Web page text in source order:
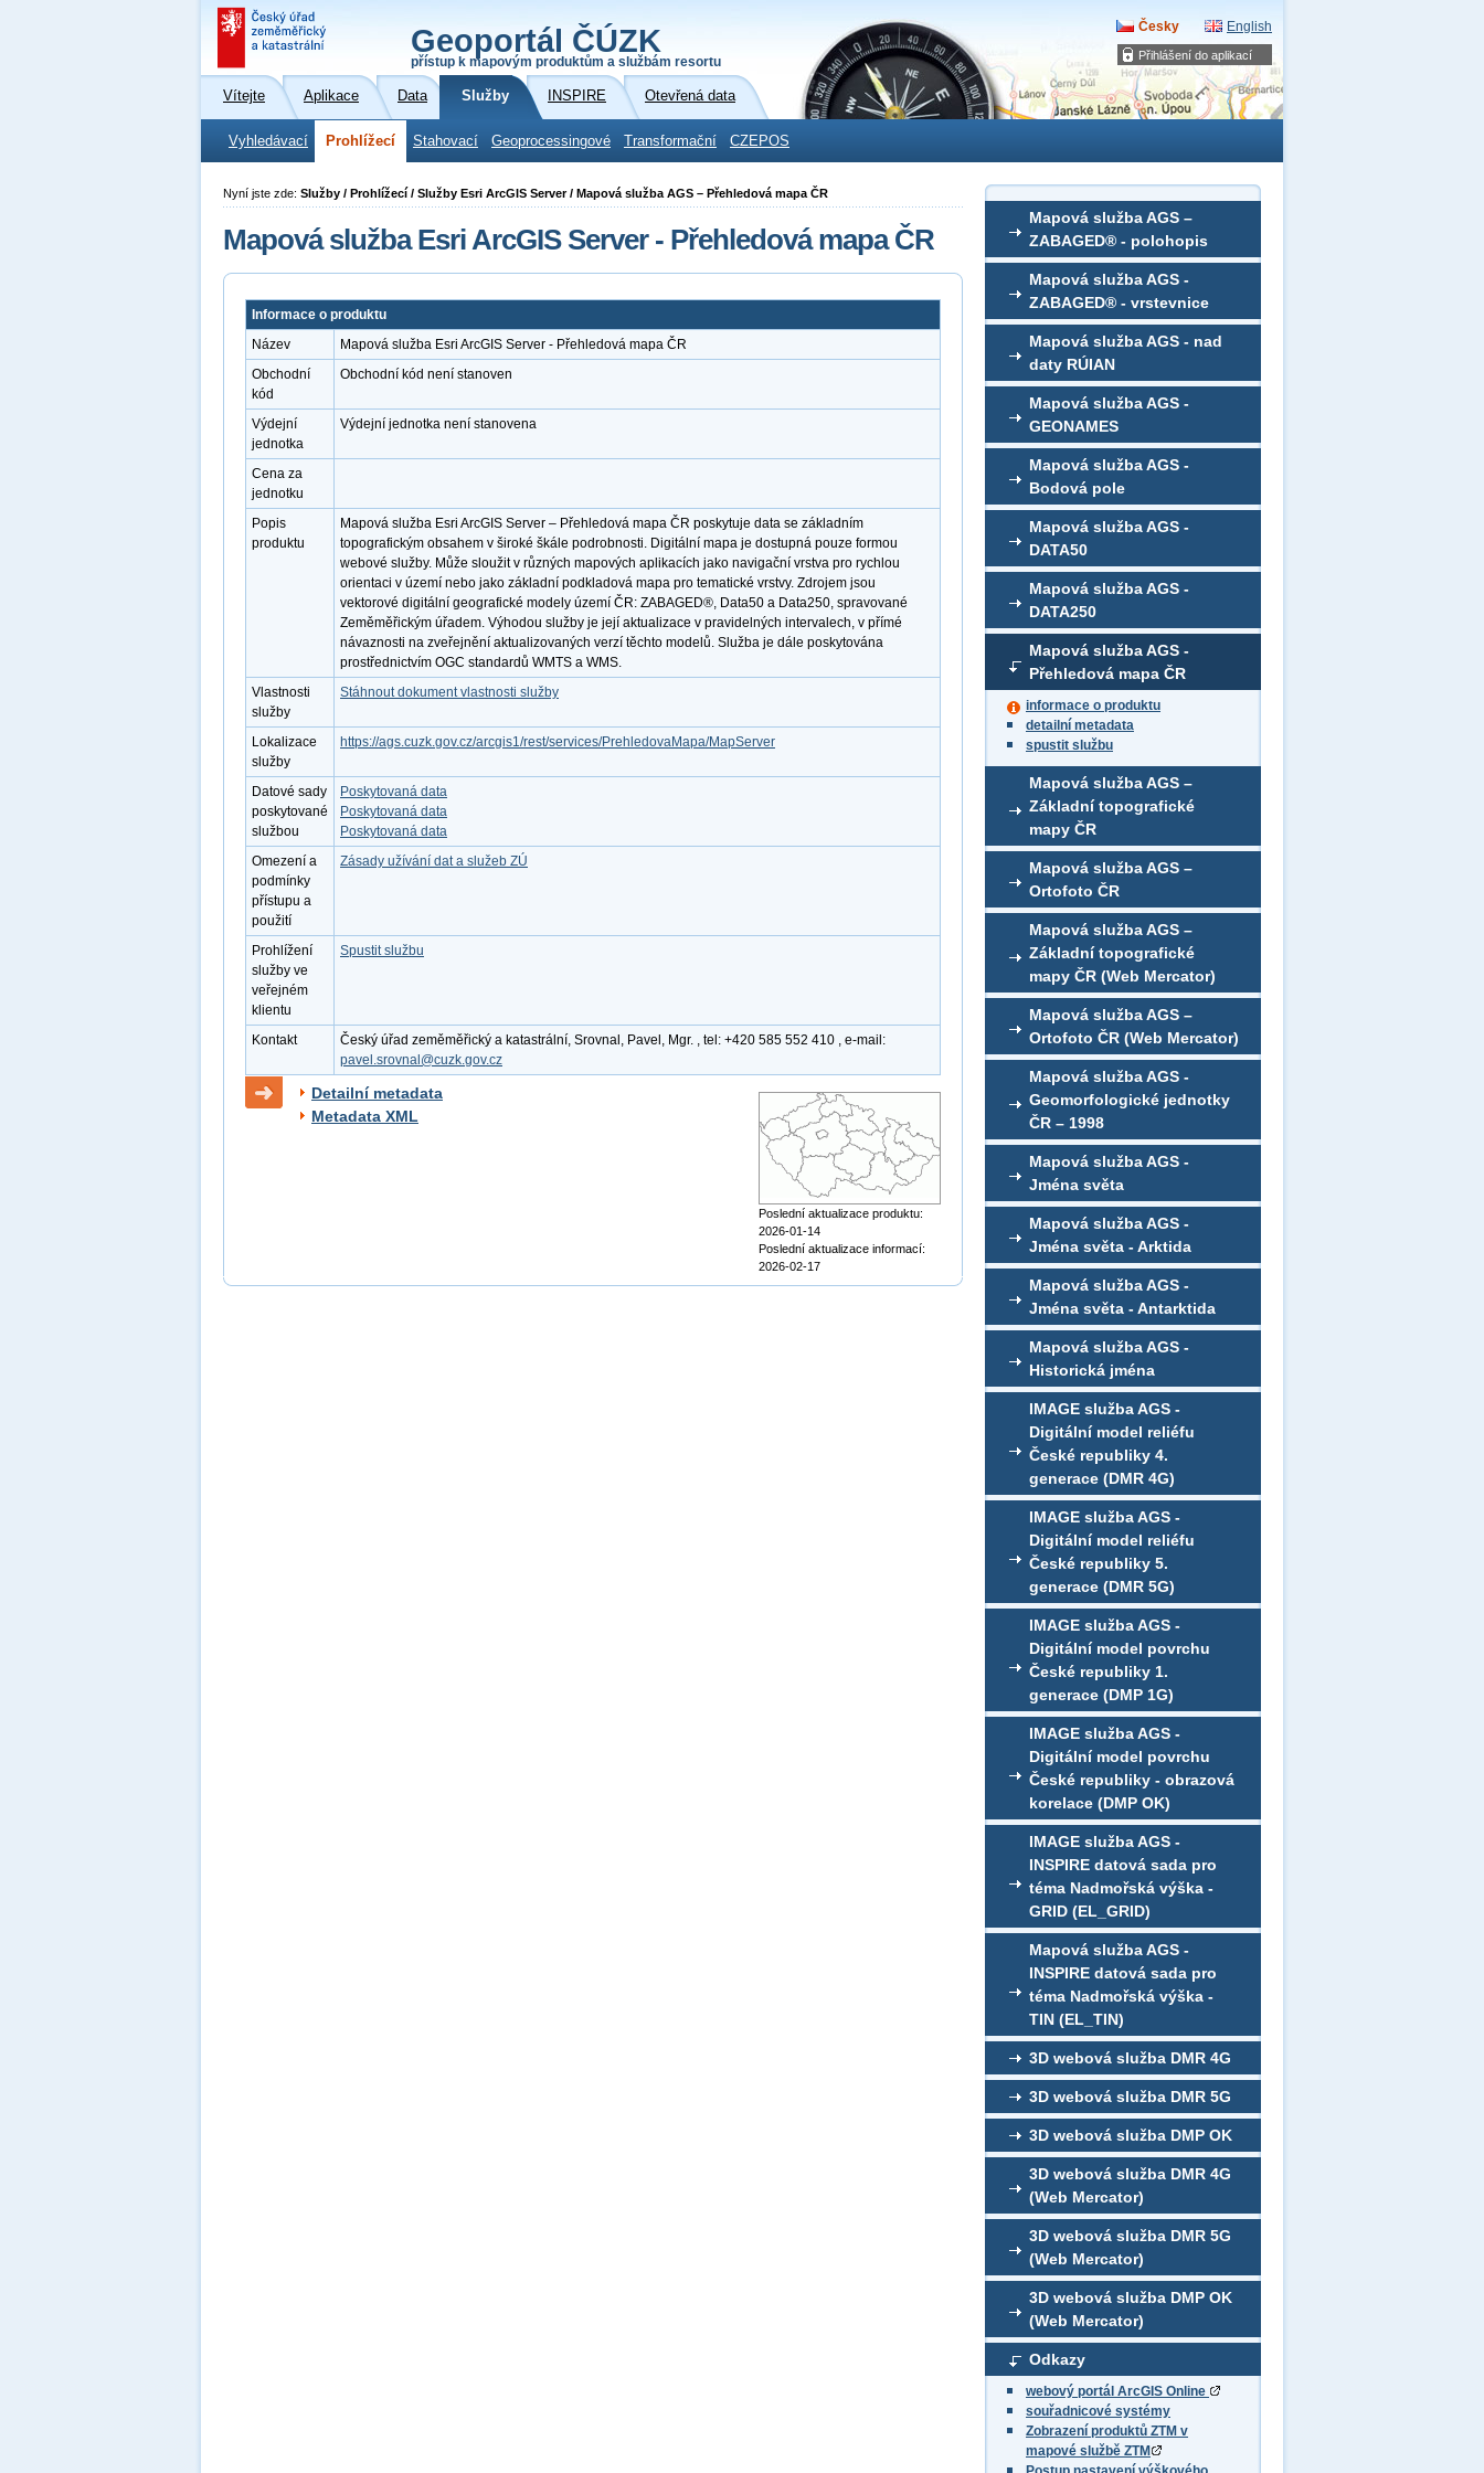
Přihlášení do aplikací
Geoportál ČÚZK
přístup k mapovým produktům a službám resortu
Česky English
Vítejte Aplikace Data Služby INSPIRE Otevřená data
Vyhledávací Prohlížecí Stahovací Geoprocessingové Transformační CZEPOS
Mapová služba AGS –
ZABAGED® - polohopis
Mapová služba AGS -
ZABAGED® - vrstevnice
Mapová služba AGS - nad
daty RÚIAN
Mapová služba AGS -
GEONAMES
Mapová služba AGS -
Bodová pole
Mapová služba AGS -
DATA50
Mapová služba AGS -
DATA250
Mapová služba AGS -
Přehledová mapa ČR
informace o produktu
detailní metadata
spustit službu
Mapová služba AGS –
Základní topografické
mapy ČR
Mapová služba AGS –
Ortofoto ČR
Mapová služba AGS –
Základní topografické
mapy ČR (Web Mercator)
Mapová služba AGS –
Ortofoto ČR (Web Mercator)
Mapová služba AGS -
Geomorfologické jednotky
ČR – 1998
Mapová služba AGS -
Jména světa
Mapová služba AGS -
Jména světa - Arktida
Mapová služba AGS -
Jména světa - Antarktida
Mapová služba AGS -
Historická jména
IMAGE služba AGS -
Digitální model reliéfu
České republiky 4.
generace (DMR 4G)
IMAGE služba AGS -
Digitální model reliéfu
České republiky 5.
generace (DMR 5G)
IMAGE služba AGS -
Digitální model povrchu
České republiky 1.
generace (DMP 1G)
IMAGE služba AGS -
Digitální model povrchu
České republiky - obrazová
korelace (DMP OK)
IMAGE služba AGS -
INSPIRE datová sada pro
téma Nadmořská výška -
GRID (EL_GRID)
Mapová služba AGS -
INSPIRE datová sada pro
téma Nadmořská výška -
TIN (EL_TIN)
3D webová služba DMR 4G
3D webová služba DMR 5G
3D webová služba DMP OK
3D webová služba DMR 4G
(Web Mercator)
3D webová služba DMR 5G
(Web Mercator)
3D webová služba DMP OK
(Web Mercator)
Odkazy
webový portál ArcGIS Online
souřadnicové systémy
Zobrazení produktů ZTM v
mapové službě ZTM
Nyní jste zde: Služby / Prohlížecí / Služby Esri ArcGIS Server / Mapová služba AGS – Přehledová mapa ČR
Mapová služba Esri ArcGIS Server - Přehledová mapa ČR
Informace o produktu
Název
Mapová služba Esri ArcGIS Server - Přehledová mapa ČR
Obchodní
kód
Obchodní kód není stanoven
Výdejní
jednotka
Výdejní jednotka není stanovena
Cena za
jednotku
Popis
produktu
Mapová služba Esri ArcGIS Server – Přehledová mapa ČR poskytuje data se základním
topografickým obsahem v široké škále podrobnosti. Digitální mapa je dostupná pouze formou
webové služby. Může sloužit v různých mapových aplikacích jako navigační vrstva pro rychlou
orientaci v území nebo jako základní podkladová mapa pro tematické vrstvy. Zdrojem jsou
vektorové digitální geografické modely území ČR: ZABAGED®, Data50 a Data250, spravované
Zeměměřickým úřadem. Výhodou služby je její aktualizace v pravidelných intervalech, v přímé
návaznosti na zveřejnění aktualizovaných verzí těchto modelů. Služba je dále poskytována
prostřednictvím OGC standardů WMTS a WMS.
Vlastnosti
služby
Stáhnout dokument vlastnosti služby
Lokalizace
služby
https://ags.cuzk.gov.cz/arcgis1/rest/services/PrehledovaMapa/MapServer
Datové sady
poskytované
službou
Poskytovaná data
Poskytovaná data
Poskytovaná data
Omezení a
podmínky
přístupu a
použití
Zásady užívání dat a služeb ZÚ
Prohlížení
služby ve
veřejném
klientu
Spustit službu
Kontakt
Český úřad zeměměřický a katastrální, Srovnal, Pavel, Mgr. , tel: +420 585 552 410 , e-mail:
pavel.srovnal@cuzk.gov.cz
Detailní metadata
Metadata XML
Poslední aktualizace produktu:
2026-01-14
Poslední aktualizace informací:
2026-02-17